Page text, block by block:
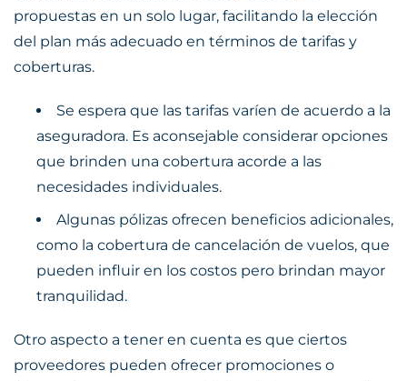
propuestas en un solo lugar, facilitando la elección
del plan más adecuado en términos de tarifas y
coberturas.
Se espera que las tarifas varíen de acuerdo a la
aseguradora. Es aconsejable considerar opciones
que brinden una cobertura acorde a las
necesidades individuales.
Algunas pólizas ofrecen beneficios adicionales,
como la cobertura de cancelación de vuelos, que
pueden influir en los costos pero brindan mayor
tranquilidad.
Otro aspecto a tener en cuenta es que ciertos
proveedores pueden ofrecer promociones o